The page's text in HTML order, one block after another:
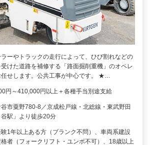
ーやトラックの走行によって、ひび割れなどの
けた道路を補修する「路面掘削重機」のオペレ
任せします。公共工事が中心です。 ★…
円～410,000円以上＋各種手当別途支給
市粟野780-8／京成松戸線・北総線・東武野田
駅」より徒歩20分
1年以上ある方（ブランク不問）、車両系建設
者（フォークリフト・ユンボ不可）、18歳以上